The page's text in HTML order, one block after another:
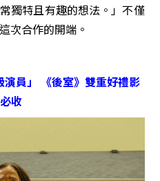
獨特且有趣的想法。」不僅
次合作的開端。
員」 《後室》雙重好禮影
收